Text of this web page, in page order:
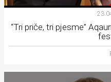
“Tri priče, tri pjesme”